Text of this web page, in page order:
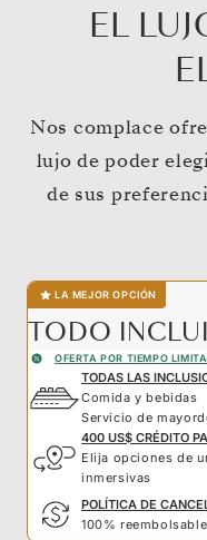
EL
Nos complace
lujo de poder
de sus
LA MEJOR OPCIÓN
TODO
OFERTA POR TIEMPO
TODAS LAS
Comida y bebidas
Servicio de
400 US$ CRÉDITO
Elija opciones de
inmersivas
POLÍTICA DE
100%